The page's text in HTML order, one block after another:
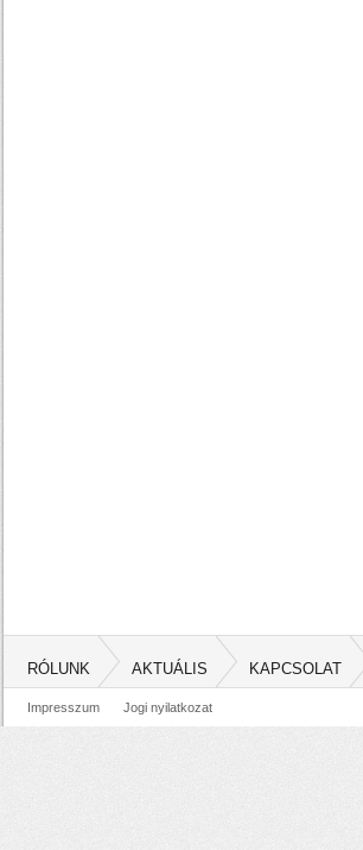
RÓLUNK AKTUÁLIS KAPCSOLAT
Impresszum Jogi nyilatkozat